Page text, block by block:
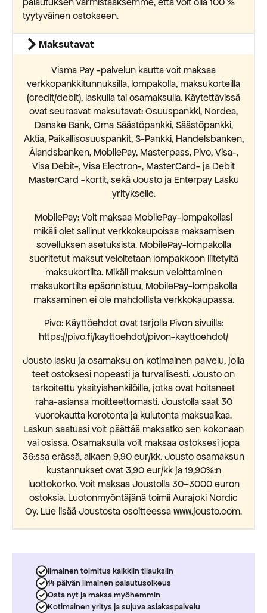
tyytyväinen ostokseen.
Maksutavat
Visma Pay -palvelun kautta voit maksaa
verkkopankkitunnuksilla, lompakolla, maksukorteilla
(credit/debit), laskulla tai osamaksulla. Käytettävissä
ovat seuraavat maksutavat: Osuuspankki, Nordea,
Danske Bank, Oma Säästöpankki, Säästöpankki,
Aktia, Paikallisosuuspankit, S-Pankki, Handelsbanken,
Ålandsbanken, MobilePay, Masterpass, Pivo, Visa-,
Visa Debit-, Visa Electron-, MasterCard- ja Debit
MasterCard -kortit, sekä Jousto ja Enterpay Lasku
yritykselle.
MobilePay: Voit maksaa MobilePay-lompakollasi
mikäli olet sallinut verkkokaupoissa maksamisen
sovelluksen asetuksista. MobilePay-lompakolla
suoritetut maksut veloitetaan lompakkoon liitetyltä
maksukortilta. Mikäli maksun veloittaminen
maksukortilta epäonnistuu, MobilePay-lompakolla
maksaminen ei ole mahdollista verkkokaupassa.
Pivo: Käyttöehdot ovat tarjolla Pivon sivuilla:
https://pivo.fi/kayttoehdot/pivon-kayttoehdot/
Jousto lasku ja osamaksu on kotimainen palvelu, jolla
teet ostoksesi nopeasti ja turvallisesti. Jousto on
tarkoitettu yksityishenkilöille, jotka ovat hoitaneet
raha-asiansa moitteettomasti. Joustolla saat 30
vuorokautta korotonta ja kulutonta maksuaikaa.
Laskun saatuasi voit päättää maksatko sen kokonaan
vai osissa. Osamaksulla voit maksaa ostoksesi jopa
36:ssa erässä, alkaen 9,90 eur/kk. Jousto osamaksun
kustannukset ovat 3,90 eur/kk ja 19,90%:n
luottokorko. Voit maksaa Joustolla 30–3000 euron
ostoksia. Luotonmyöntäjänä toimii Aurajoki Nordic
Oy. Lue lisää Joustosta osoitteessa www.jousto.com.
Ilmainen toimitus kaikkiin tilauksiin
14 päivän ilmainen palautusoikeus
Osta nyt ja maksa myöhemmin
Kotimainen yritys ja sujuva asiakaspalvelu